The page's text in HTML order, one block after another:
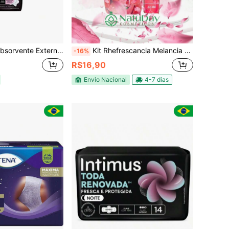
Toda Protegida Cobertura Suave | 16 Unidades -16% Kit Rhefrescancia Melancia (Sabonete Íntimo + Spary de Calcinha)
R$16,90
Envio Nacional 4-7 dias